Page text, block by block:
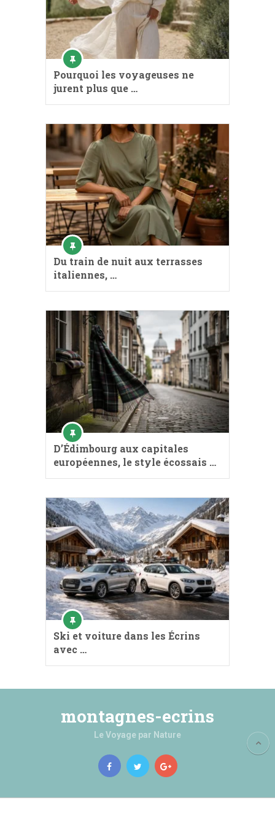
Pourquoi les voyageuses ne
jurent plus que …
Du train de nuit aux terrasses
italiennes, …
D’Édimbourg aux capitales
européennes, le style écossais …
Ski et voiture dans les Écrins
avec …
montagnes-ecrins
Le Voyage par Nature